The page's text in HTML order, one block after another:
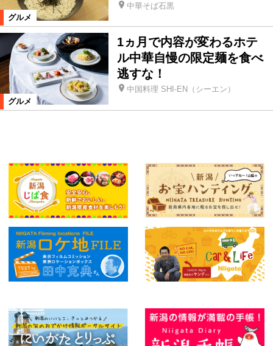
グルメ
中華そば石黒
グルメ
1ヵ月で内容が変わるホテ
ル中華自慢の限定麺を食べ
逃すな！
中国料理 SHI-EN（シーエン）